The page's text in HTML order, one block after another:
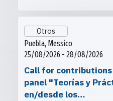
Otros
Puebla, Messico
25/08/2026 - 28/08/2026
Call for contributions
panel "Teorías y
en/desde los…